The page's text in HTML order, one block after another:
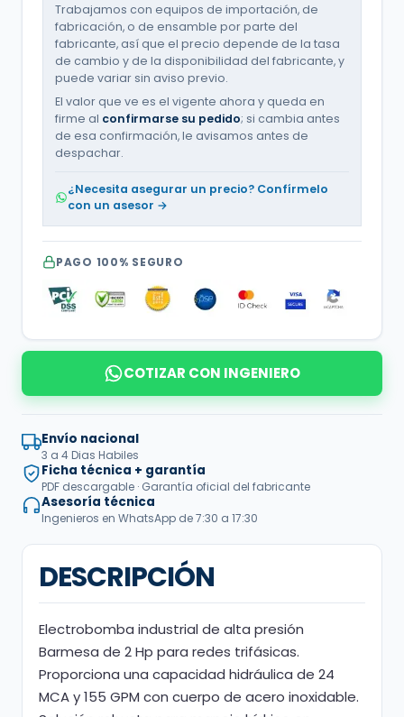
Trabajamos con equipos de importación, de
fabricación, o de ensamble por parte del
fabricante, así que el precio depende de la tasa
de cambio y de la disponibilidad del fabricante, y
puede variar sin aviso previo.
El valor que ve es el vigente ahora y queda en
firme al confirmarse su pedido; si cambia antes
de esa confirmación, le avisamos antes de
despachar.
¿Necesita asegurar un precio? Confírmelo
con un asesor →
PAGO 100% SEGURO
COTIZAR CON INGENIERO
Envío nacional
3 a 4 Dias Habiles
Ficha técnica + garantía
PDF descargable · Garantía oficial del fabricante
Asesoría técnica
Ingenieros en WhatsApp de 7:30 a 17:30
DESCRIPCIÓN
Electrobomba industrial de alta presión
Barmesa de 2 Hp para redes trifásicas.
Proporciona una capacidad hidráulica de 24
MCA y 155 GPM con cuerpo de acero inoxidable.